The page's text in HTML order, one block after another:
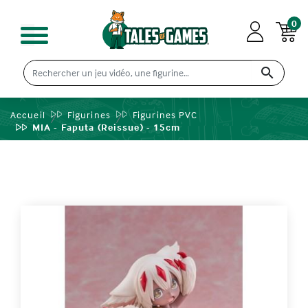

0
Accueil Figurines
Figurines PVC
MIA - Faputa (Reissue) - 15cm